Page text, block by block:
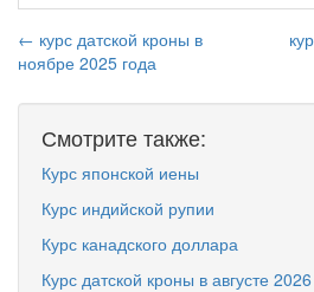
← курс датской кроны в
ноябре 2025 года
Смотрите также:
Курс японской иены
Курс индийской рупии
Курс канадского доллара
Курс датской кроны в августе